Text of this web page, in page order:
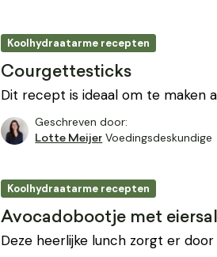
Koolhydraatarme recepten
Courgettesticks
Dit recept is ideaal om te maken
Geschreven door:
Lotte Meijer Voedingsdeskundige
Koolhydraatarme recepten
Avocadobootje met
Deze heerlijke lunch zorgt er